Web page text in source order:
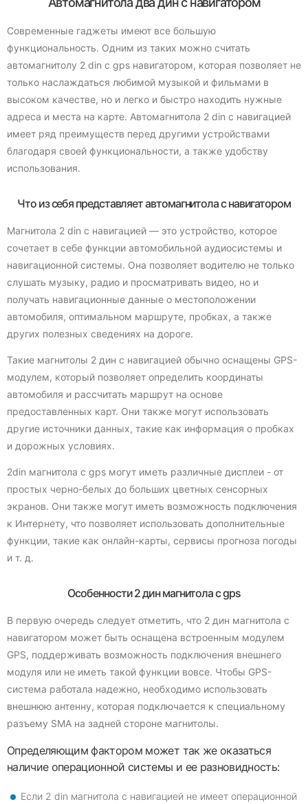
Современные гаджеты имеют все большую
функциональность. Одним из таких можно считать
автомагнитолу 2 din с gps навигатором, которая позволяет не
только наслаждаться любимой музыкой и фильмами в
высоком качестве, но и легко и быстро находить нужные
адреса и места на карте. Автомагнитола 2 din с навигацией
имеет ряд преимуществ перед другими устройствами
благодаря своей функциональности, а также удобству
использования.
Что из себя представляет автомагнитола с навигатором
Магнитола 2 din с навигацией — это устройство, которое
сочетает в себе функции автомобильной аудиосистемы и
навигационной системы. Она позволяет водителю не только
слушать музыку, радио и просматривать видео, но и
получать навигационные данные о местоположении
автомобиля, оптимальном маршруте, пробках, а также
других полезных сведениях на дороге.
Такие магнитолы 2 дин с навигацией обычно оснащены GPS-
модулем, который позволяет определить координаты
автомобиля и рассчитать маршрут на основе
предоставленных карт. Они также могут использовать
другие источники данных, такие как информация о пробках
и дорожных условиях.
2din магнитола с gps могут иметь различные дисплеи - от
простых черно-белых до больших цветных сенсорных
экранов. Они также могут иметь возможность подключения
к Интернету, что позволяет использовать дополнительные
функции, такие как онлайн-карты, сервисы прогноза погоды
и т. д.
Особенности 2 дин магнитола с gps
В первую очередь следует отметить, что 2 дин магнитола с
навигатором может быть оснащена встроенным модулем
GPS, поддерживать возможность подключения внешнего
модуля или не иметь такой функции вовсе. Чтобы GPS-
система работала надежно, необходимо использовать
внешнюю антенну, которая подключается к специальному
разъему SMA на задней стороне магнитолы.
Определяющим фактором может так же оказаться
наличие операционной системы и ее разновидность:
Если 2 din магнитола с навигацией не имеет операционной